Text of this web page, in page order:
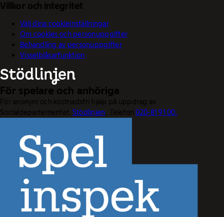
Villkor och integritet
Välj dina cookieinställningar
Om cookies och personuppgifter
Behandling av personuppgifter
Visselblåsarfunktion
För spelare och anhöriga
För anonym och kostnadsfri hjälp på uppdrag av
Socialdepartementet. Stödlinjen. Telefon020-81 91 00.